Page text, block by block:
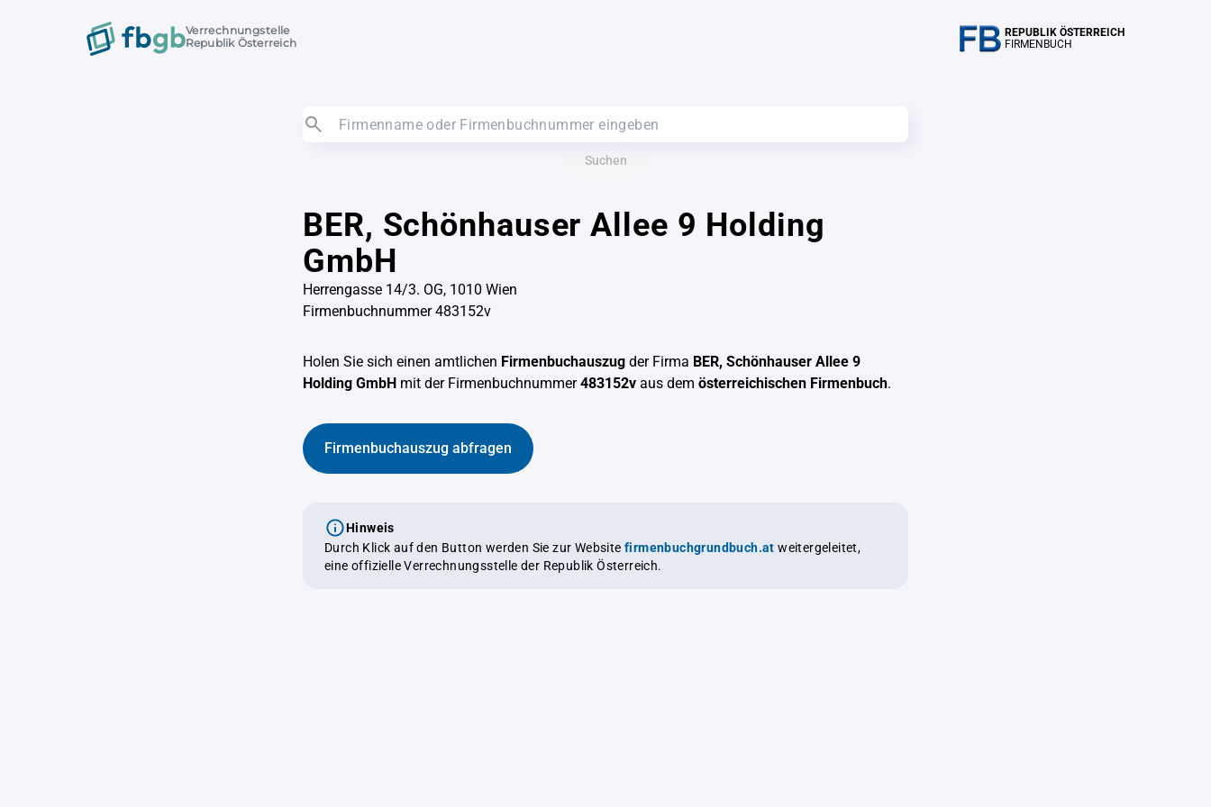
Verrechnungstelle
Republik Österreich
REPUBLIK ÖSTERREICH
FIRMENBUCH
Suchen
BER, Schönhauser Allee 9 Holding
GmbH
Herrengasse 14/3. OG, 1010 Wien
Firmenbuchnummer 483152v
Holen Sie sich einen amtlichen Firmenbuchauszug der Firma BER, Schönhauser Allee 9
Holding GmbH mit der Firmenbuchnummer483152v aus dem österreichischen Firmenbuch.
Firmenbuchauszug abfragen
Hinweis
Durch Klick auf den Button werden Sie zur Website firmenbuchgrundbuch.at weitergeleitet,
eine offizielle Verrechnungsstelle der Republik Österreich.